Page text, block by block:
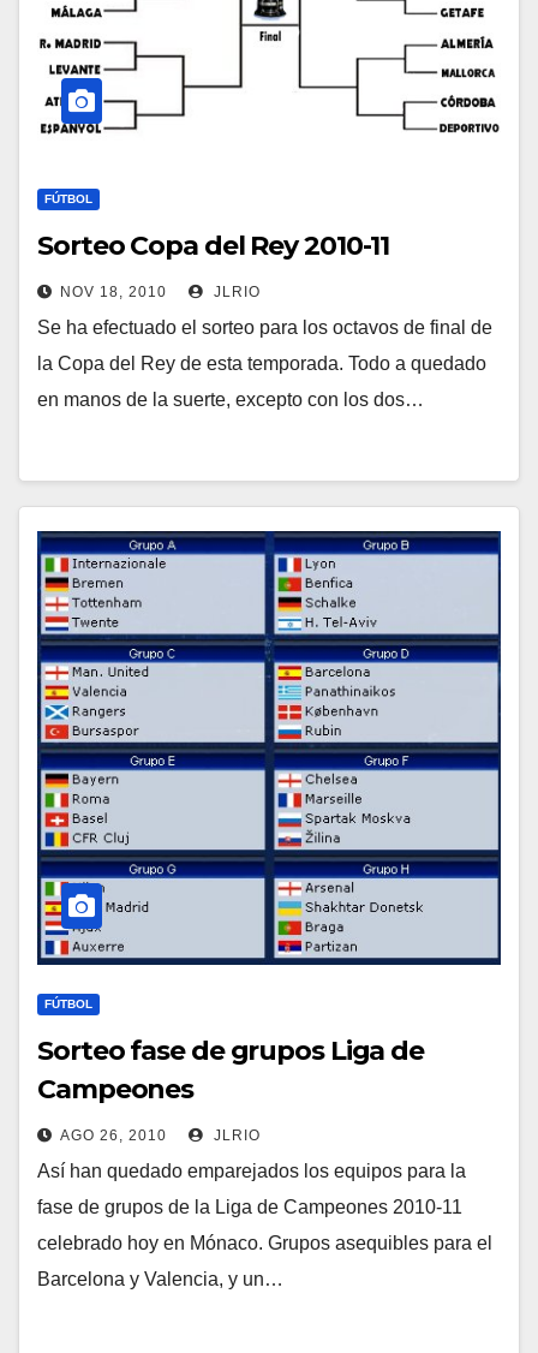
FÚTBOL
Sorteo Copa del Rey 2010-11
NOV 18, 2010 JLRIO
Se ha efectuado el sorteo para los octavos de final de
la Copa del Rey de esta temporada. Todo a quedado
en manos de la suerte, excepto con los dos…
FÚTBOL
Sorteo fase de grupos Liga de
Campeones
AGO 26, 2010 JLRIO
Así han quedado emparejados los equipos para la
fase de grupos de la Liga de Campeones 2010-11
celebrado hoy en Mónaco. Grupos asequibles para el
Barcelona y Valencia, y un…